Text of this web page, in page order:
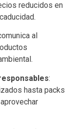
reducidos en
al
:
hasta packs